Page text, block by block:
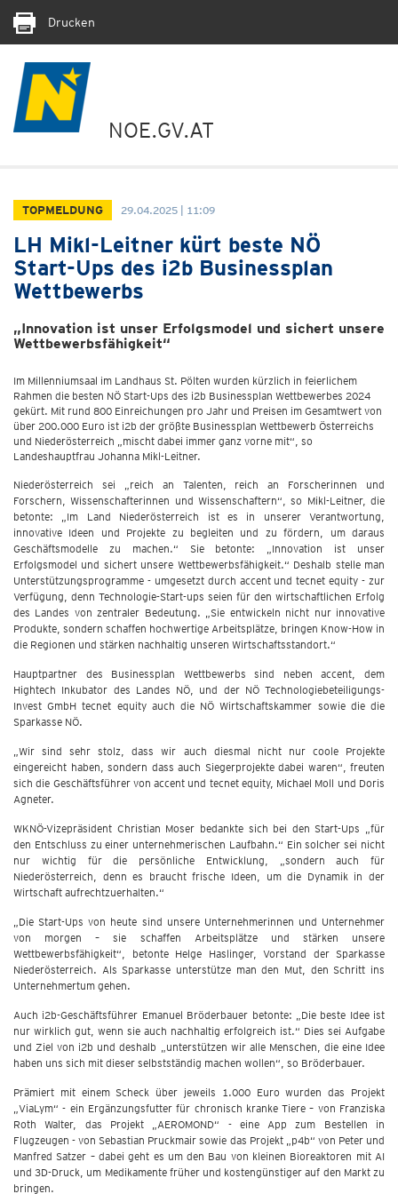
Drucken
NOE.GV.AT
TOPMELDUNG 29.04.2025 | 11:09
LH Mikl-Leitner kürt beste NÖ
Start-Ups des i2b Businessplan
Wettbewerbs
„Innovation ist unser Erfolgsmodel und sichert unsere
Wettbewerbsfähigkeit“
Im Millenniumsaal im Landhaus St. Pölten wurden kürzlich in feierlichem
Rahmen die besten NÖ Start-Ups des i2b Businessplan Wettbewerbes 2024
gekürt. Mit rund 800 Einreichungen pro Jahr und Preisen im Gesamtwert von
über 200.000 Euro ist i2b der größte Businessplan Wettbewerb Österreichs
und Niederösterreich „mischt dabei immer ganz vorne mit“, so
Landeshauptfrau Johanna Mikl-Leitner.
Niederösterreich sei „reich an Talenten, reich an Forscherinnen und
Forschern, Wissenschafterinnen und Wissenschaftern“, so Mikl-Leitner, die
betonte: „Im Land Niederösterreich ist es in unserer Verantwortung,
innovative Ideen und Projekte zu begleiten und zu fördern, um daraus
Geschäftsmodelle zu machen.“ Sie betonte: „Innovation ist unser
Erfolgsmodel und sichert unsere Wettbewerbsfähigkeit.“ Deshalb stelle man
Unterstützungsprogramme - umgesetzt durch accent und tecnet equity - zur
Verfügung, denn Technologie-Start-ups seien für den wirtschaftlichen Erfolg
des Landes von zentraler Bedeutung. „Sie entwickeln nicht nur innovative
Produkte, sondern schaffen hochwertige Arbeitsplätze, bringen Know-How in
die Regionen und stärken nachhaltig unseren Wirtschaftsstandort.“
Hauptpartner des Businessplan Wettbewerbs sind neben accent, dem
Hightech Inkubator des Landes NÖ, und der NÖ Technologiebeteiligungs-
Invest GmbH tecnet equity auch die NÖ Wirtschaftskammer sowie die die
Sparkasse NÖ.
„Wir sind sehr stolz, dass wir auch diesmal nicht nur coole Projekte
eingereicht haben, sondern dass auch Siegerprojekte dabei waren“, freuten
sich die Geschäftsführer von accent und tecnet equity, Michael Moll und Doris
Agneter.
WKNÖ-Vizepräsident Christian Moser bedankte sich bei den Start-Ups „für
den Entschluss zu einer unternehmerischen Laufbahn.“ Ein solcher sei nicht
nur wichtig für die persönliche Entwicklung, „sondern auch für
Niederösterreich, denn es braucht frische Ideen, um die Dynamik in der
Wirtschaft aufrechtzuerhalten.“
„Die Start-Ups von heute sind unsere Unternehmerinnen und Unternehmer
von morgen – sie schaffen Arbeitsplätze und stärken unsere
Wettbewerbsfähigkeit“, betonte Helge Haslinger, Vorstand der Sparkasse
Niederösterreich. Als Sparkasse unterstütze man den Mut, den Schritt ins
Unternehmertum gehen.
Auch i2b-Geschäftsführer Emanuel Bröderbauer betonte: „Die beste Idee ist
nur wirklich gut, wenn sie auch nachhaltig erfolgreich ist.“ Dies sei Aufgabe
und Ziel von i2b und deshalb „unterstützen wir alle Menschen, die eine Idee
haben uns sich mit dieser selbstständig machen wollen“, so Bröderbauer.
Prämiert mit einem Scheck über jeweils 1.000 Euro wurden das Projekt
„ViaLym“ - ein Ergänzungsfutter für chronisch kranke Tiere – von Franziska
Roth Walter, das Projekt „AEROMOND“ - eine App zum Bestellen in
Flugzeugen - von Sebastian Pruckmair sowie das Projekt „p4b“ von Peter und
Manfred Satzer – dabei geht es um den Bau von kleinen Bioreaktoren mit AI
und 3D-Druck, um Medikamente früher und kostengünstiger auf den Markt zu
bringen.